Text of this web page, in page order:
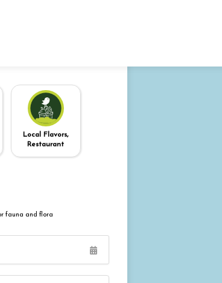
Local Flavors,
Restaurant
fauna and flora